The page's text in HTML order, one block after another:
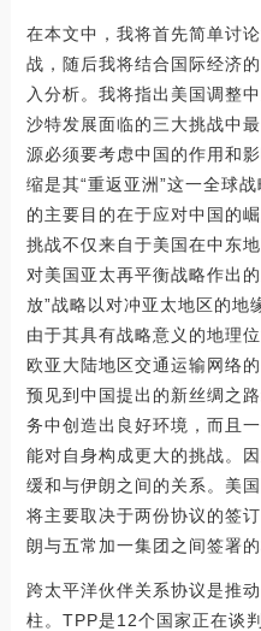
在本文中，我将首先简单讨
战，随后我将结合国际经济
入分析。我将指出美国调整
沙特发展面临的三大挑战中
源必须要考虑中国的作用和
缩是其“重返亚洲”这一全球
的主要目的在于应对中国的
挑战不仅来自于美国在中东
对美国亚太再平衡战略作出
放”战略以对冲亚太地区的地
由于其具有战略意义的地理
欧亚大陆地区交通运输网络
预见到中国提出的新丝绸之
务中创造出良好环境，而且
能对自身构成更大的挑战。
缓和与伊朗之间的关系。美
将主要取决于两份协议的签
朗与五常加一集团之间签署的
跨太平洋伙伴关系协议是推
柱。TPP是12个国家正在谈